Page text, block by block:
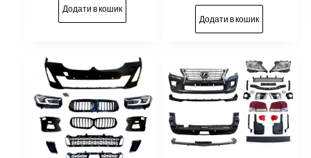
Додати в кошик
Додати в кошик